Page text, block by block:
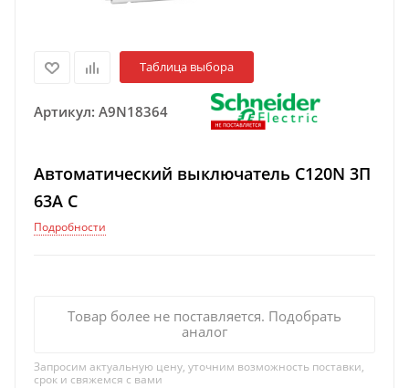
Таблица выбора
Артикул: A9N18364
Автоматический выключатель C120N 3П
63A C
Подробности
Товар более не поставляется. Подобрать
аналог
Запросим актуальную цену, уточним возможность поставки,
срок и свяжемся с вами